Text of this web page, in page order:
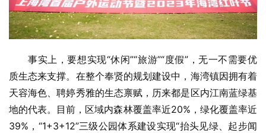
事实上，要想实现“休闲”“旅游”“度假”，无一不需要优
质生态来支撑。在整个奉贤的规划建设中，海湾镇因拥有着
天容海色、聘婷秀雅的生态禀赋，历来都是区内江南蓝绿基
地的代表。目前，区域内森林覆盖率近20%，绿化覆盖率近
39%，“1+3+12”三级公园体系建设实现“抬头见绿、起步闻